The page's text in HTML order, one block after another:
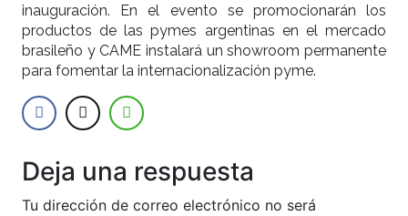
inauguración. En el evento se promocionarán los
productos de las pymes argentinas en el mercado
brasileño y CAME instalará un showroom permanente
para fomentar la internacionalización pyme.
Deja una respuesta
Tu dirección de correo electrónico no será